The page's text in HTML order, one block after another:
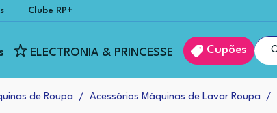
Clube RP+
ELECTRONIA & PRINCESSE Cupões
de Roupa Acessórios Máquinas de Lavar Roupa